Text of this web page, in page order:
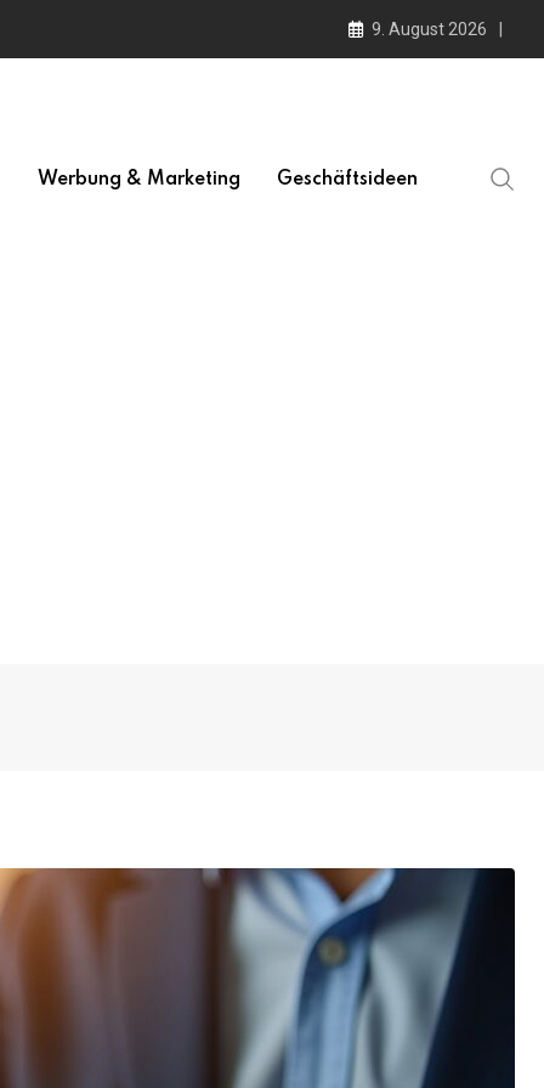
9. August 2026
Werbung & Marketing Geschäftsideen